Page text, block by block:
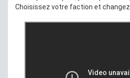
Choisissez votre faction et